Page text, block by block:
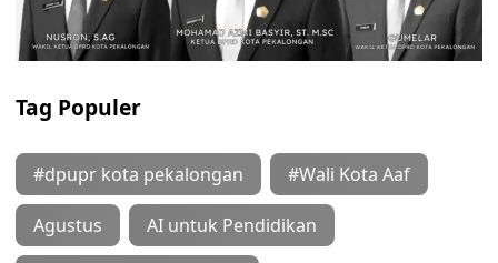
Tag Populer
#dpupr kota pekalongan #Wali Kota Aaf
Agustus AI untuk Pendidikan